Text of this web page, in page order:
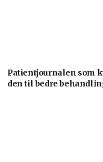
Patientjournalen som
den til bedre